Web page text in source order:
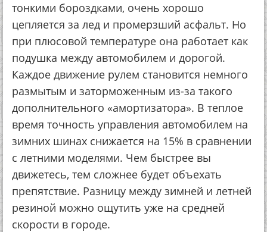
тонкими бороздками, очень хорошо
цепляется за лед и промерзший асфальт. Но
при плюсовой температуре она работает как
подушка между автомобилем и дорогой.
Каждое движение рулем становится немного
размытым и заторможенным из-за такого
дополнительного «амортизатора». В теплое
время точность управления автомобилем на
зимних шинах снижается на 15% в сравнении
с летними моделями. Чем быстрее вы
движетесь, тем сложнее будет объехать
препятствие. Разницу между зимней и летней
резиной можно ощутить уже на средней
скорости в городе.